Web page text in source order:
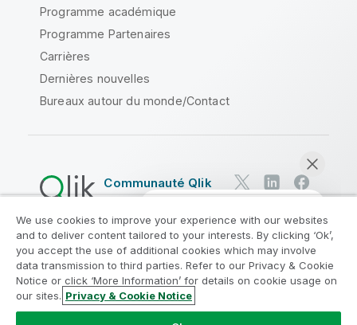
Discuter maintenant
Programme académique
Programme Partenaires
Carrières
Dernières nouvelles
Bureaux autour du monde/Contact
Communauté Qlik
Contrats juridiques
Conditions d'utilisation des produits
Legal Policies
Conditions légales
Conditions d'utilisation
Marques
Do Not Share My Info
We use cookies to improve your experience with our websites
and to deliver content tailored to your interests. By clicking ‘Ok’,
you accept the use of additional cookies which may involve
data transmission to third parties. Refer to our Privacy & Cookie
Notice or click ‘More Information’ for details on cookie usage on
our sites. Privacy & Cookie Notice